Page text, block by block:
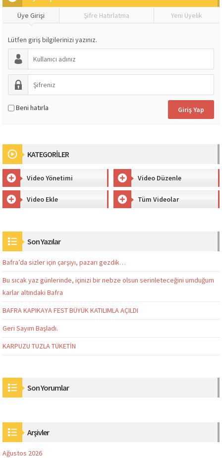
Üye Girişi Şifre Hatırlatma Yeni Üyelik
Lütfen giriş bilgilerinizi yazınız.
Beni hatırla
KATEGORİLER
Video Yönetimi Video Düzenle
Video Ekle Tüm Videolar
Son Yazılar
Bafra’da sizler için çarşıyı, pazarı gezdik…
Bu sıcak yaz günlerinde, içinizi bir nebze olsun serinleteceğini umduğum
karlar altındaki Bafra
BAFRA KAPIKAYA FEST BÜYÜK KATILIMLA AÇILDI
Geri Sayım Başladı.
KARPUZU TUZLA TÜKETİN
Son Yorumlar
Arşivler
Ağustos 2026